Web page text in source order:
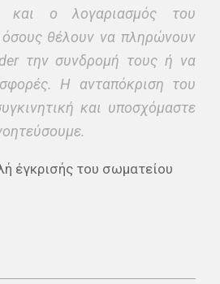
και ο λογαριασμός του
θέλουν να πληρώνουν
την συνδρομή τους ή να
Η ανταπόκριση του
και υποσχόμαστε
έγκρισής του σωματείου